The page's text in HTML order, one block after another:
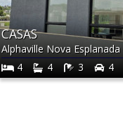
CASAS
Alphaville Nova Esplanada
4
4 3 4